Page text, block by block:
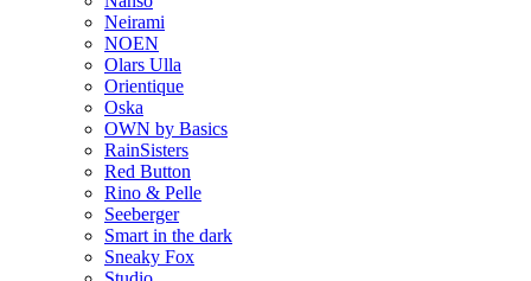
Neirami
NOEN
Olars Ulla
Orientique
Oska
OWN by Basics
RainSisters
Red Button
Rino & Pelle
Seeberger
Smart in the dark
Sneaky Fox